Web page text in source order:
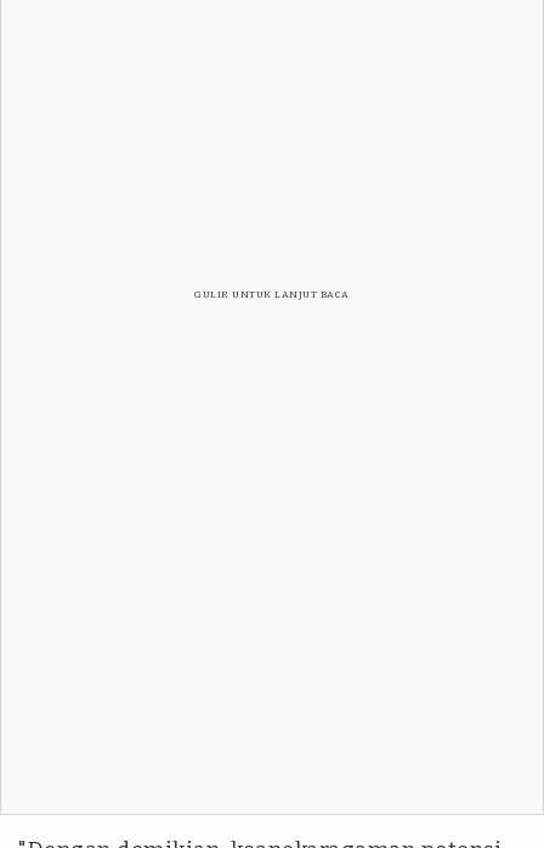
GULIR UNTUK LANJUT BACA